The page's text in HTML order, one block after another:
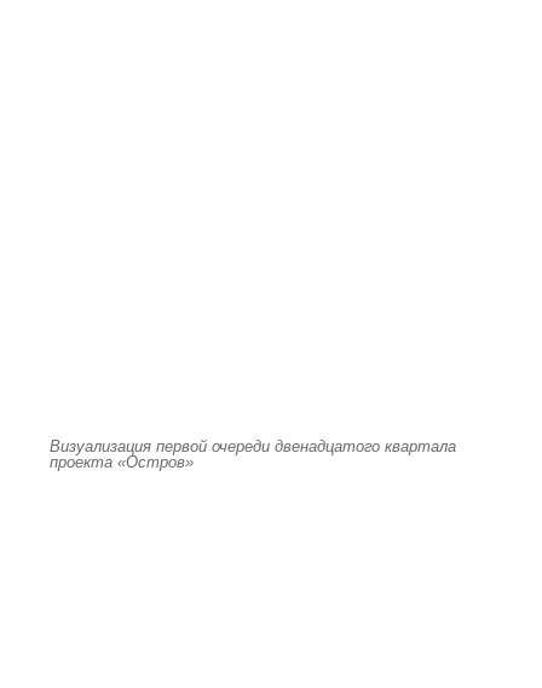
Визуализация первой очереди двенадцатого квартала
проекта «Остров»